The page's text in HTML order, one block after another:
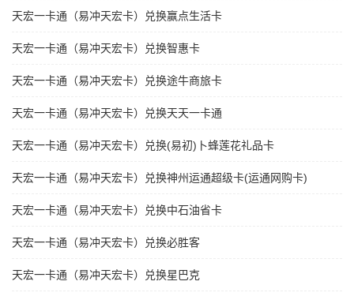
天宏一卡通（易冲天宏卡）兑换赢点生活卡
天宏一卡通（易冲天宏卡）兑换智惠卡
天宏一卡通（易冲天宏卡）兑换途牛商旅卡
天宏一卡通（易冲天宏卡）兑换天天一卡通
天宏一卡通（易冲天宏卡）兑换(易初)卜蜂莲花礼品卡
天宏一卡通（易冲天宏卡）兑换神州运通超级卡(运通网购卡)
天宏一卡通（易冲天宏卡）兑换中石油省卡
天宏一卡通（易冲天宏卡）兑换必胜客
天宏一卡通（易冲天宏卡）兑换星巴克